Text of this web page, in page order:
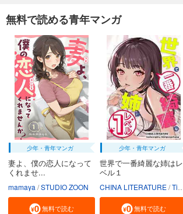
無料で読める青年マンガ
少年・青年マンガ
妻よ、僕の恋人になって
くれませ...
mamaya STUDIO ZOON
無料で読む
少年・青年マンガ
世界で一番綺麗な姉はレ
ベル１
CHINA LITERATURE Tiankongshu Mangongchang
無料で読む